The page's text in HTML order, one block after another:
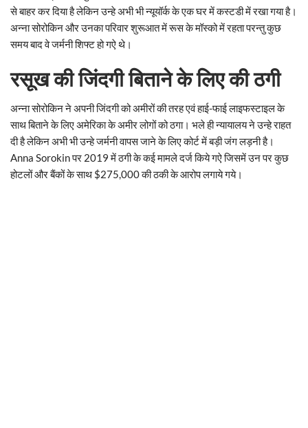
से बाहर कर दिया है लेकिन उन्हे अभी भी न्यूयॉर्क के एक घर में कस्टडी में रखा गया है।
अन्ना सोरोकिन और उनका परिवार शुरूआत में रूस के मॉस्को में रहता परन्तु कुछ
समय बाद वे जर्मनी शिफ्ट हो गऐ थे।
रसूख की जिंदगी बिताने के लिए की ठगी
अन्ना सोरोकिन ने अपनी जिंदगी को अमीरों की तरह एवं हाई-फाई लाइफस्टाइल के
साथ बिताने के लिए अमेरिका के अमीर लोगों को ठगा। भले ही न्यायालय ने उन्हे राहत
दी है लेकिन अभी भी उन्हे जर्मनी वापस जाने के लिए कोर्ट में बड़ी जंग लड़नी है।
Anna Sorokin पर 2019 में ठगी के कई मामले दर्ज किये गऐ जिसमें उन पर कुछ
होटलों और बैंकों के साथ $275,000 की ठकी के आरोप लगाये गये।